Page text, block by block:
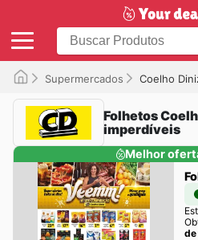
Supermercados Coelho
Folhetos
imperdíveis
Melhor
de